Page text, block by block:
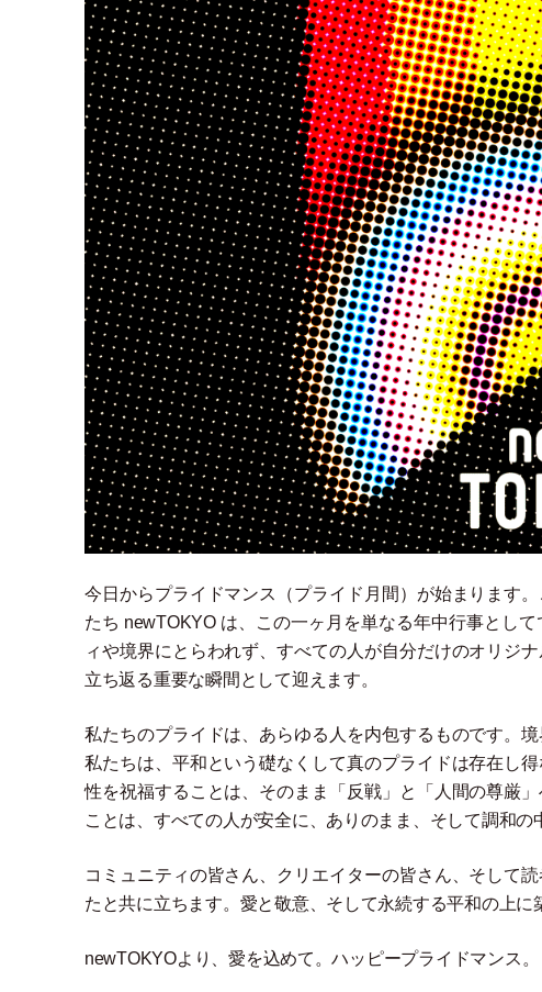
今日からプライドマンス （プライド月間 ） が始まります
たち newTOKYO は、この一ヶ月を単なる年中行事とし
ィや境界にとらわれず、すべての人が自分だけのオリジ
立ち返る重要な瞬間として迎えます。
私たちのプライドは、あらゆる人を内包するものです。
私たちは、平和という礎なくして真のプライドは存在し
性を祝福することは、そのまま
「 反戦」 と 「 人間の尊厳 」
ことは、すべての人が安全に、ありのまま、そして調和
コミュニティの皆さん、クリエイターの皆さん、そして
たと共に立ちます。愛と敬意、そして永続する平和の上に
newTOKYOより、愛を込めて。ハッピープライドマンス。